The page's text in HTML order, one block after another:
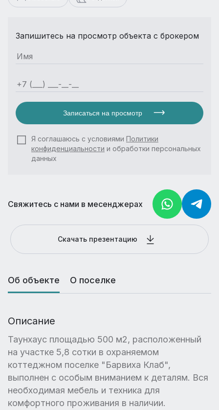
Запишитесь на просмотр объекта с брокером
Записаться на просмотр
Я соглашаюсь с условиями Политики
конфиденциальности и обработки персональных
данных
Свяжитесь с нами в месенджерах
Скачать презентацию
Об объекте О поселке
Описание
Таунхаус площадью 500 м2, расположенный
на участке 5,8 сотки в охраняемом
коттеджном поселке "Барвиха Клаб",
выполнен с особым вниманием к деталям. Вся
необходимая мебель и техника для
комфортного проживания в наличии.